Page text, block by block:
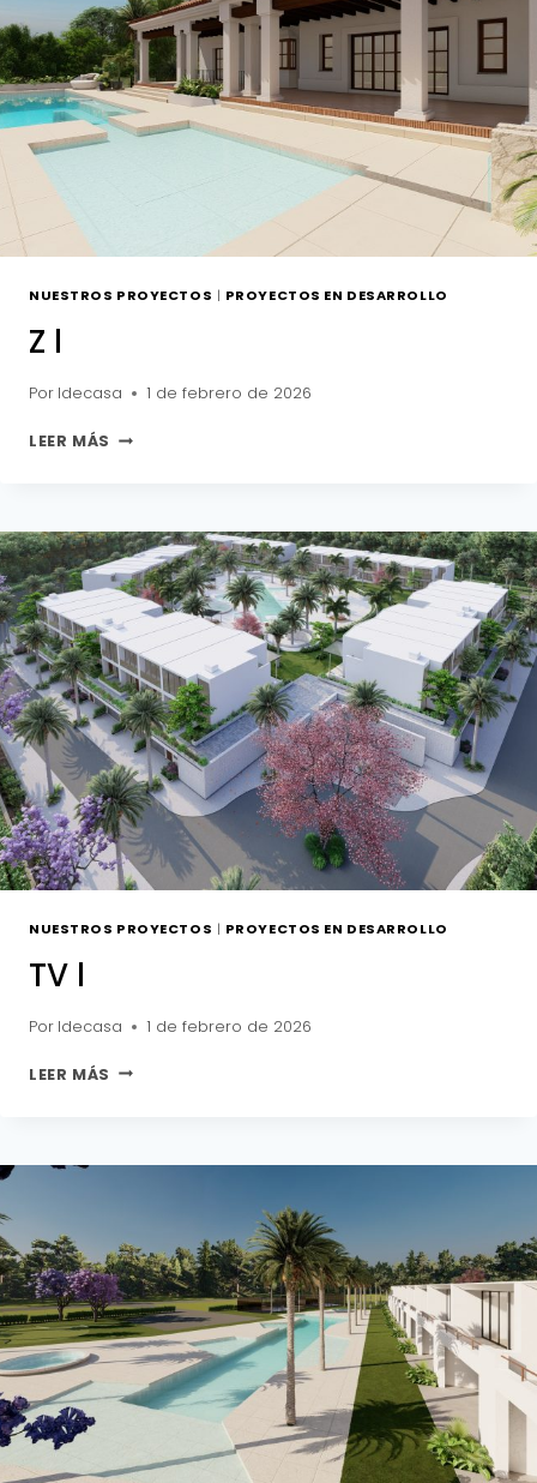
NUESTROS PROYECTOS | PROYECTOS EN DESARROLLO
Z l
Por Idecasa 1 de febrero de 2026
LEER MÁS Z
NUESTROS PROYECTOS | PROYECTOS EN DESARROLLO
TV l
Por Idecasa 1 de febrero de 2026
LEER MÁS TV